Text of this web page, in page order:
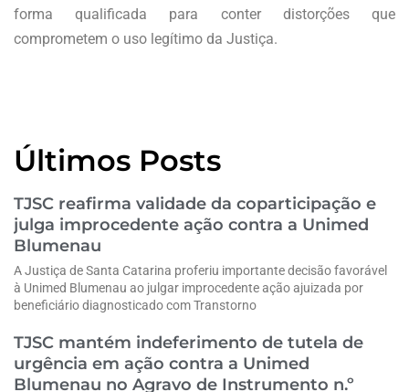
forma qualificada para conter distorções que
comprometem o uso legítimo da Justiça.
Últimos Posts
TJSC reafirma validade da coparticipação e
julga improcedente ação contra a Unimed
Blumenau
A Justiça de Santa Catarina proferiu importante decisão favorável
à Unimed Blumenau ao julgar improcedente ação ajuizada por
beneficiário diagnosticado com Transtorno
TJSC mantém indeferimento de tutela de
urgência em ação contra a Unimed
Blumenau no Agravo de Instrumento n.º